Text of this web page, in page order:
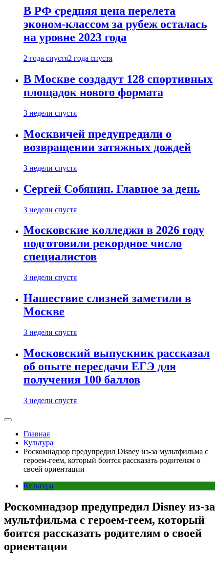
В РФ средняя цена перелета
эконом-классом за рубеж осталась
на уровне 2023 года
2 года спустя2 года спустя
В Москве создадут 128 спортивных
площадок нового формата
3 недели спустя
Москвичей предупредили о
возвращении затяжных дождей
3 недели спустя
Сергей Собянин. Главное за день
3 недели спустя
Московские колледжи в 2026 году
подготовили рекордное число
специалистов
3 недели спустя
Нашествие слизней заметили в
Москве
3 недели спустя
Московский выпускник рассказал
об опыте пересдачи ЕГЭ для
получения 100 баллов
3 недели спустя
Главная
Культура
Роскомнадзор предупредил Disney из-за мультфильма c
героем-геем, который боится рассказать родителям о
своей ориентации
Культура
Роскомнадзор предупредил Disney из-за
мультфильма c героем-геем, который
боится рассказать родителям о своей
ориентации